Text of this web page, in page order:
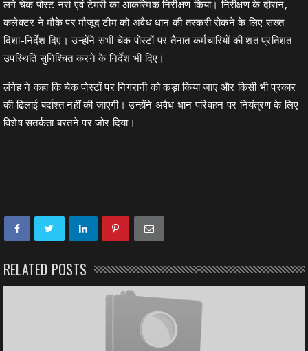
लगे चेक पोस्ट नर्रा एवं टेमरी का आकस्मिक निरीक्षण किया। निरीक्षण के दौरान,
कलेक्टर ने मौके पर मौजूद टीम को अवैध धान की तस्करी रोकने के लिए सख्त
दिशा-निर्देश दिए। उन्होंने सभी चेक पोस्टों पर तैनात कर्मचारियों की शत प्रतिशत
उपस्थिति सुनिश्चित करने के निर्देश भी दिए।
लंगेह ने कहा कि चेक पोस्टों पर निगरानी को कड़ा किया जाए और किसी भी प्रकार
की ढिलाई बर्दाश्त नहीं की जाएगी। उन्होंने अवैध धान परिवहन पर नियंत्रण के लिए
विशेष सतर्कता बरतने पर जोर दिया।
RELATED POSTS